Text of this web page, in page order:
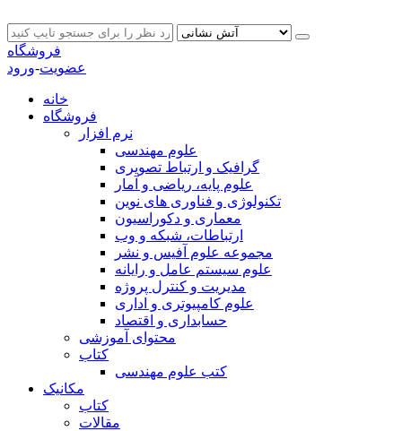
فروشگاه
عضویت-ورود
خانه
فروشگاه
نرم افزار
علوم مهندسی
گرافیک و ارتباط تصویری
علوم پایه، ریاضی و آمار
تکنولوژی و فناوری های نوین
معماری و دکوراسیون
ارتباطات، شبکه و وب
مجموعه علوم آفیس و نشر
علوم سیستم عامل و رایانه
مدیریت و کنترل پروژه
علوم کامپیوتری و اداری
حسابداری و اقتصاد
محتوای آموزشی
کتاب
کتب علوم مهندسی
مکانیک
کتاب
مقالات